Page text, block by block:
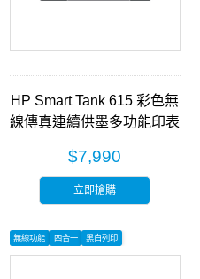
HP Smart Tank 615 彩色無
線傳真連續供墨多功能印表
$7,990
立即搶購
無線功能 四合一 黑白列印